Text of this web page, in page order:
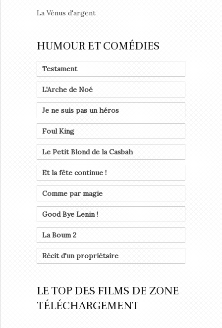
La Vénus d'argent
HUMOUR ET COMÉDIES
Testament
L'Arche de Noé
Je ne suis pas un héros
Foul King
Le Petit Blond de la Casbah
Et la fête continue !
Comme par magie
Good Bye Lenin !
La Boum 2
Récit d'un propriétaire
LE TOP DES FILMS DE ZONE
TÉLÉCHARGEMENT